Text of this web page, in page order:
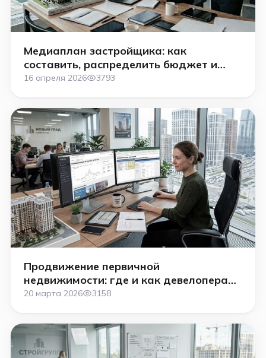
Медиаплан застройщика: как
составить, распределить бюджет и
продвигать ЖК эффективно
16 апреля 2026 3793
Продвижение первичной
недвижимости: где и как девелоперам
искать покупателей
20 марта 2026 3158